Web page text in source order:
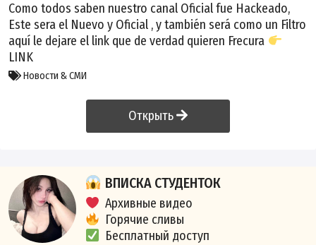
Como todos saben nuestro canal Oficial fue Hackeado,
Este sera el Nuevo y Oficial , y también será como un Filtro
aquí le dejare el link que de verdad quieren Frecura
LINK
Новости & СМИ
Открыть
ВПИСКА СТУДЕНТОК
Архивные видео
Горячие сливы
Бесплатный доступ